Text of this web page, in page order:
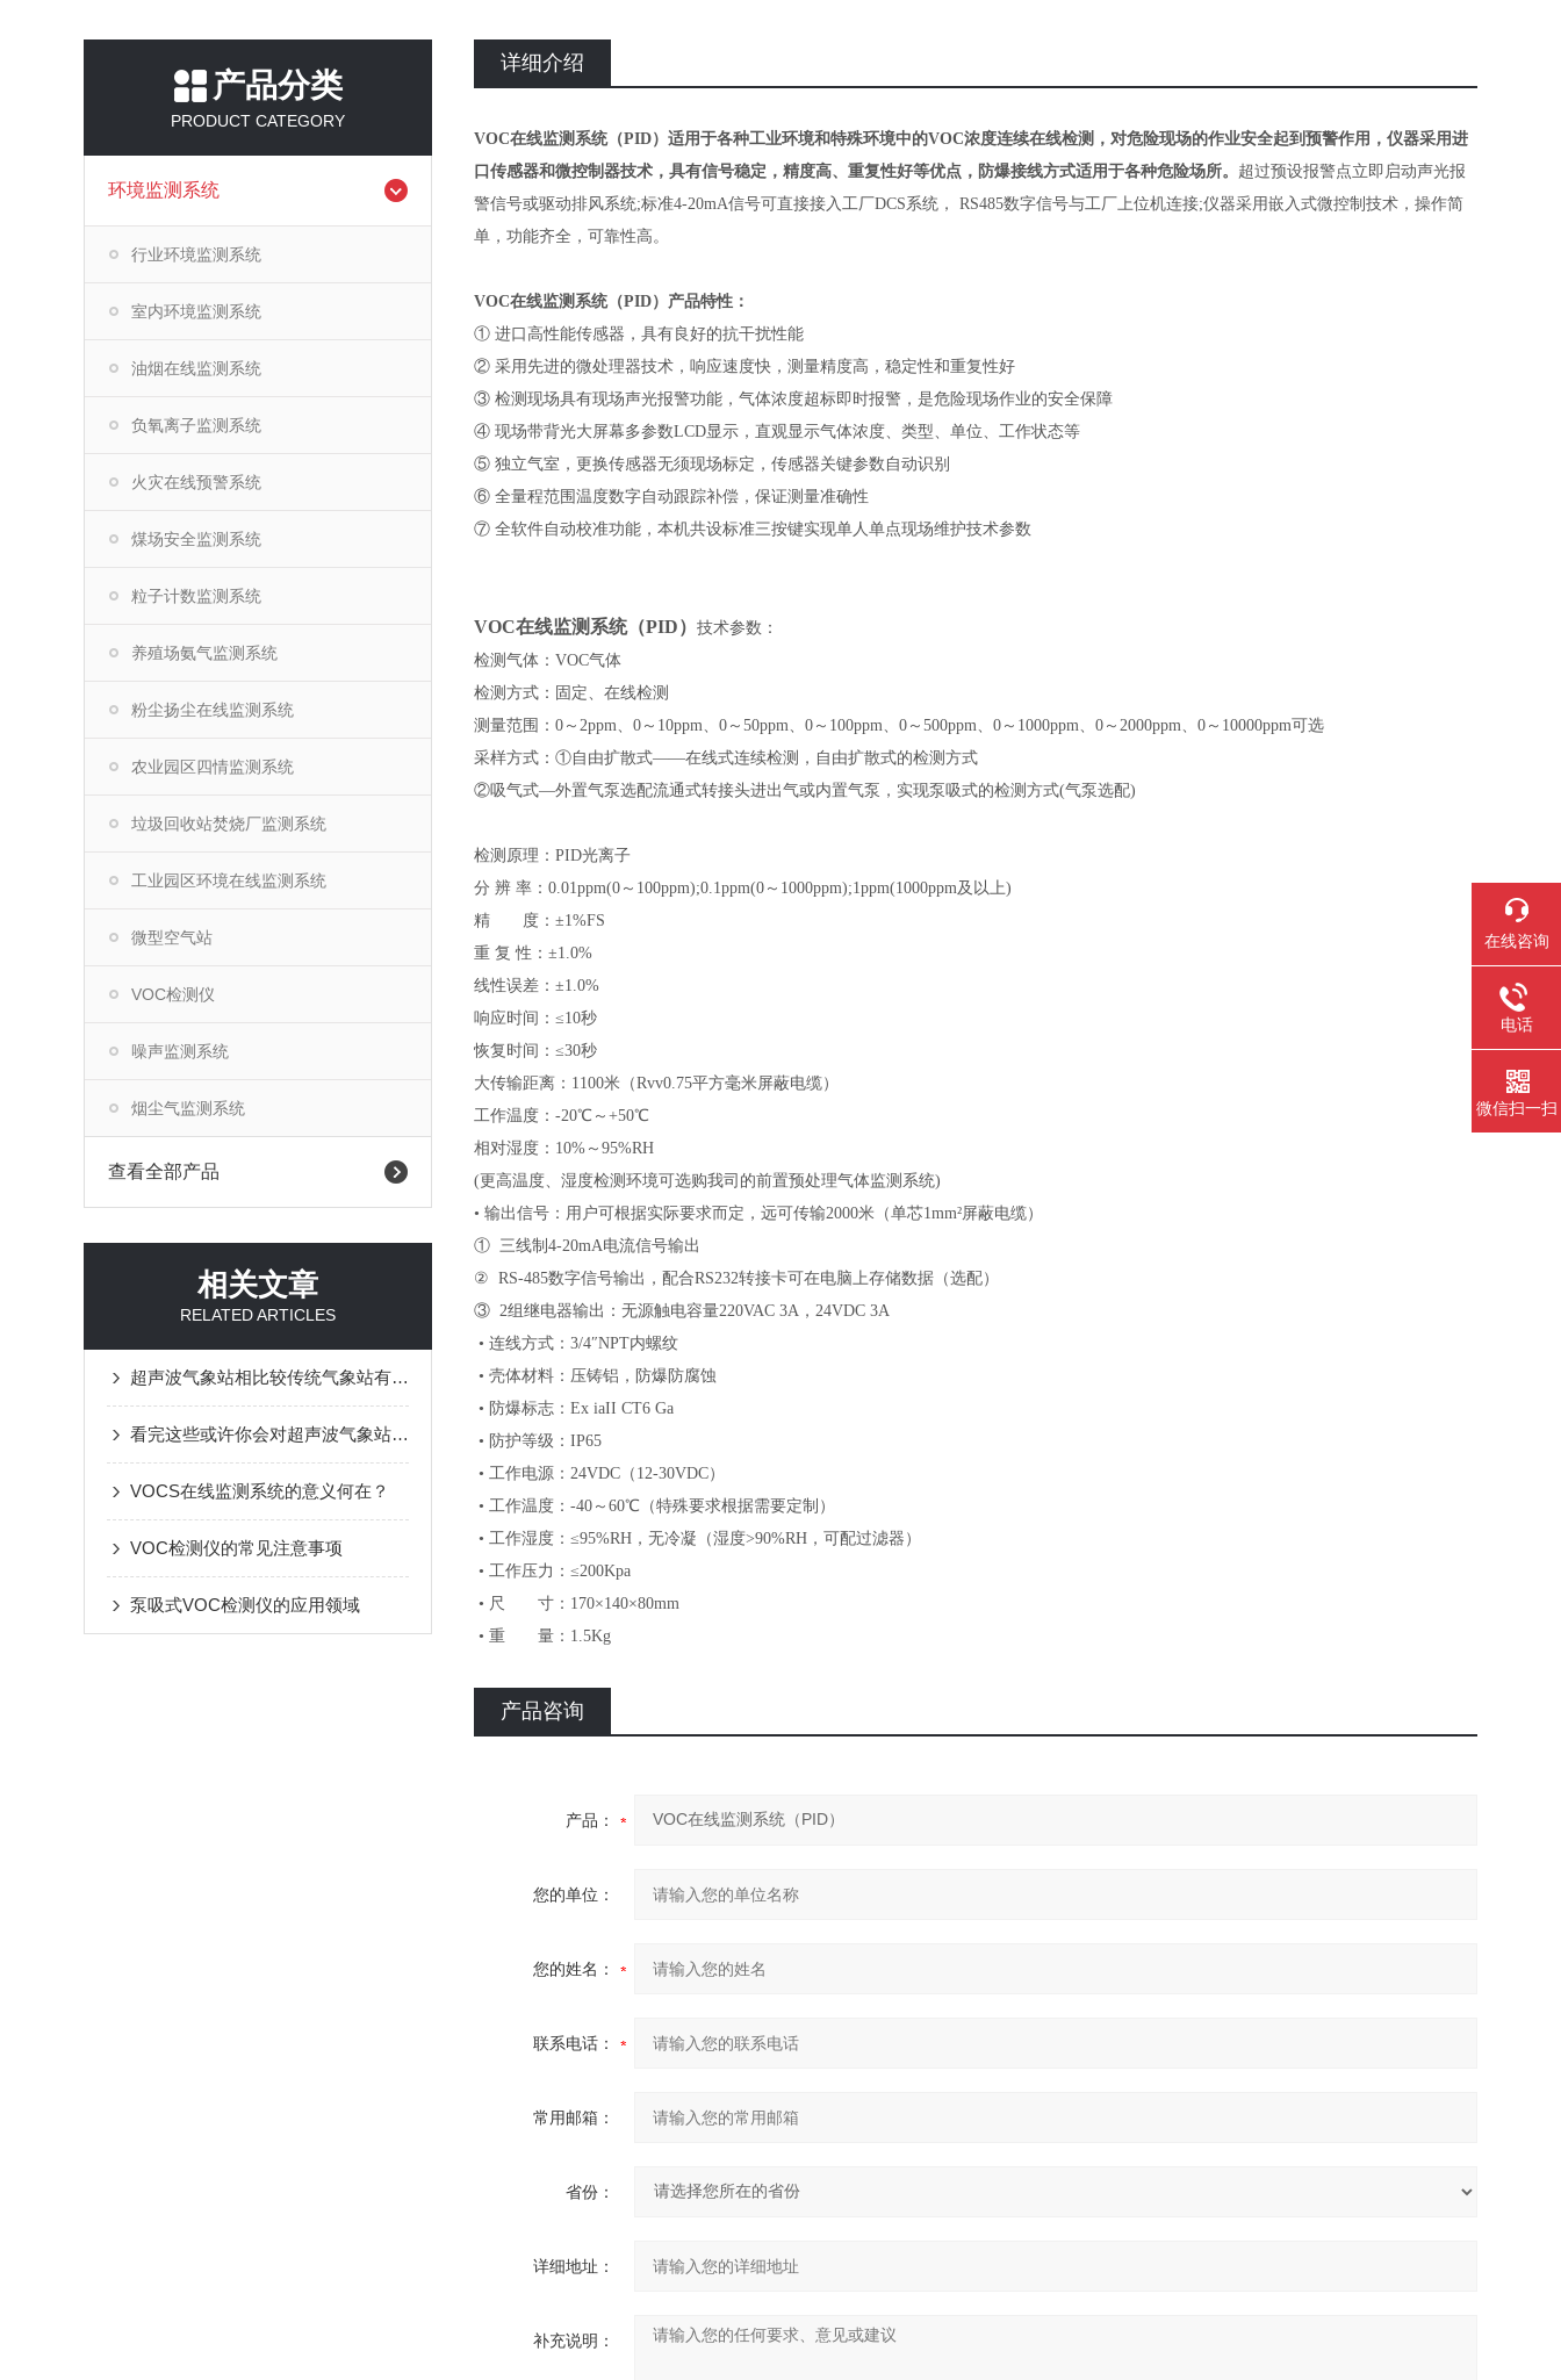
产品分类
PRODUCT CATEGORY
环境监测系统
行业环境监测系统
室内环境监测系统
油烟在线监测系统
负氧离子监测系统
火灾在线预警系统
煤场安全监测系统
粒子计数监测系统
养殖场氨气监测系统
粉尘扬尘在线监测系统
农业园区四情监测系统
垃圾回收站焚烧厂监测系统
工业园区环境在线监测系统
微型空气站
VOC检测仪
噪声监测系统
烟尘气监测系统
查看全部产品
相关文章
RELATED ARTICLES
超声波气象站相比较传统气象站有哪些特点呢
看完这些或许你会对超声波气象站有所了解
VOCS在线监测系统的意义何在？
VOC检测仪的常见注意事项
泵吸式VOC检测仪的应用领域
详细介绍
VOC在线监测系统（PID）适用于各种工业环境和特殊环境中的VOC浓度连续在线检测，对危险现场的作业安全起到预警作用，仪器采用进
口传感器和微控制器技术，具有信号稳定，精度高、重复性好等优点，防爆接线方式适用于各种危险场所。 超过预设报警点立即启动声光报
警信号或驱动排风系统;标准4-20mA信号可直接接入工厂DCS系统， RS485数字信号与工厂上位机连接;仪器采用嵌入式微控制技术，操作简
单，功能齐全，可靠性高。
VOC在线监测系统（PID）产品特性：
① 进口高性能传感器，具有良好的抗干扰性能
② 采用先进的微处理器技术，响应速度快，测量精度高，稳定性和重复性好
③ 检测现场具有现场声光报警功能，气体浓度超标即时报警，是危险现场作业的安全保障
④ 现场带背光大屏幕多参数LCD显示，直观显示气体浓度、类型、单位、工作状态等
⑤ 独立气室，更换传感器无须现场标定，传感器关键参数自动识别
⑥ 全量程范围温度数字自动跟踪补偿，保证测量准确性
⑦ 全软件自动校准功能，本机共设标准三按键实现单人单点现场维护技术参数
VOC在线监测系统（PID） 技术参数：
检测气体：VOC气体
检测方式：固定、在线检测
测量范围：0～2ppm、0～10ppm、0～50ppm、0～100ppm、0～500ppm、0～1000ppm、0～2000ppm、0～10000ppm可选
采样方式：①自由扩散式——在线式连续检测，自由扩散式的检测方式
②吸气式—外置气泵选配流通式转接头进出气或内置气泵，实现泵吸式的检测方式(气泵选配)
检测原理：PID光离子
分 辨 率：0.01ppm(0～100ppm);0.1ppm(0～1000ppm);1ppm(1000ppm及以上)
精 度：±1%FS
重 复 性：±1.0%
线性误差：±1.0%
响应时间：≤10秒
恢复时间：≤30秒
大传输距离：1100米（Rvv0.75平方毫米屏蔽电缆）
工作温度：-20℃～+50℃
相对湿度：10%～95%RH
(更高温度、湿度检测环境可选购我司的前置预处理气体监测系统)
• 输出信号：用户可根据实际要求而定，远可传输2000米（单芯1mm²屏蔽电缆）
① 三线制4-20mA电流信号输出
② RS-485数字信号输出，配合RS232转接卡可在电脑上存储数据（选配）
③ 2组继电器输出：无源触电容量220VAC 3A，24VDC 3A
• 连线方式：3/4″NPT内螺纹
• 壳体材料：压铸铝，防爆防腐蚀
• 防爆标志：Ex iaII CT6 Ga
• 防护等级：IP65
• 工作电源：24VDC（12-30VDC）
• 工作温度：-40～60℃（特殊要求根据需要定制）
• 工作湿度：≤95%RH，无冷凝（湿度>90%RH，可配过滤器）
• 工作压力：≤200Kpa
• 尺 寸：170×140×80mm
• 重 量：1.5Kg
产品咨询
产品：
您的单位：
您的姓名：
联系电话：
常用邮箱：
省份：
详细地址：
补充说明：
在线咨询
电话
微信扫一扫